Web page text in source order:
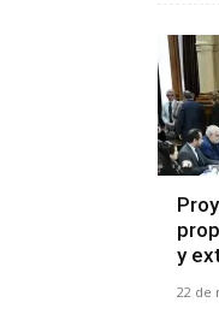
y
22 de